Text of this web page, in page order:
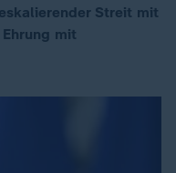
Streit mit
mit